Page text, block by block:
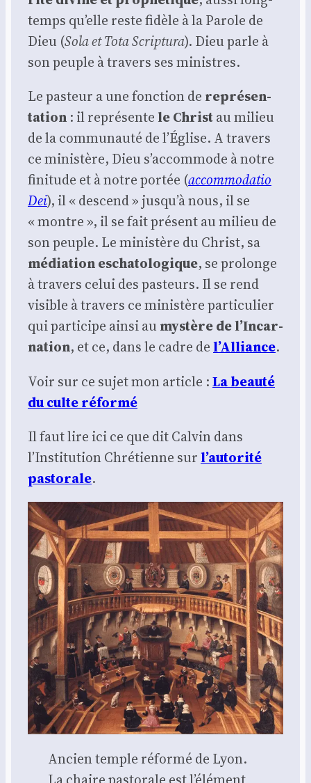
temps qu’elle reste fidèle à la Parole de
Dieu (Sola et Tota Scrip­tu­ra). Dieu parle à
son peuple à tra­vers ses ministres.
Le pas­teur a une fonc­tion de repré­sen­
ta­tion : il repré­sente le Christau milieu
de la com­mu­nau­té de l’É­glise. A tra­vers
ce minis­tère, Dieu s’ac­com­mode à notre
fini­tude et à notre por­tée (accom­mo­da­tio
Dei), il « des­cend » jus­qu’à nous, il se
« montre », il se fait pré­sent au milieu de
son peuple. Le minis­tère du Christ, sa
média­tion escha­to­lo­gique, se pro­longe
à tra­vers celui des pas­teurs. Il se rend
visible à tra­vers ce minis­tère par­ti­cu­lier
qui par­ti­cipe ain­si au mys­tère de l’In­car­
na­tion, et ce, dans le cadre de l’Al­liance.
Voir sur ce sujet mon article :La beau­té
du culte réfor­mé
Il faut lire ici ce que dit Cal­vin dans
l’Institution Chré­tienne sur l’autorité
pas­to­rale.
Ancien temple réfor­mé de Lyon.
La chaire pas­to­rale est l’élé­ment